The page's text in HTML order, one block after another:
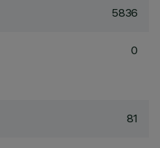
5836
0
81